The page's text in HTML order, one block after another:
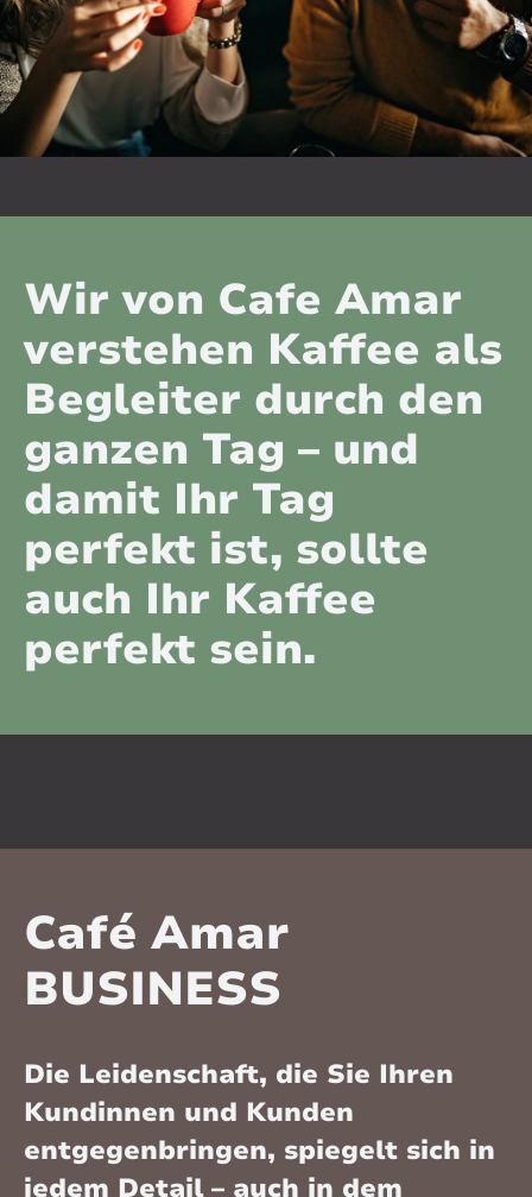
Wir von Cafe Amar
verstehen Kaffee als
Begleiter durch den
ganzen Tag – und
damit Ihr Tag
perfekt ist, sollte
auch Ihr Kaffee
perfekt sein.
Café Amar
BUSINESS
Die Leidenschaft, die Sie Ihren
Kundinnen und Kunden
entgegenbringen, spiegelt sich in
jedem Detail – auch in dem